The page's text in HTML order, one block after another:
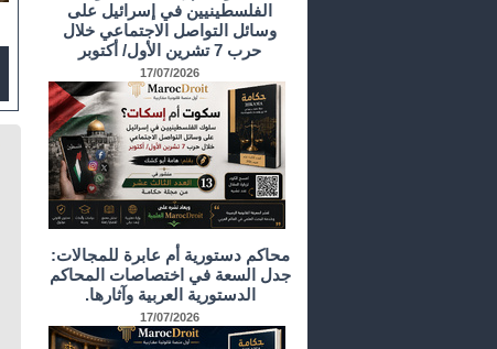
الفلسطينيين في إسرائيل على
وسائل التواصل الاجتماعي خلال
حرب 7 تشرين الأول/ أكتوبر
17/07/2026
محاكم دستورية أم عابرة للمجالات:
جدل السعة في اختصاصات المحاكم
الدستورية العربية وآثارها.
17/07/2026